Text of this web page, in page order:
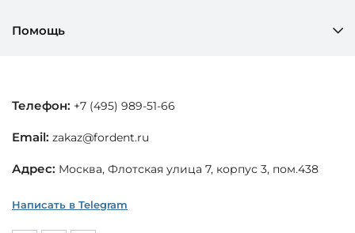
Помощь
Телефон: +7 (495) 989-51-66
Email: zakaz@fordent.ru
Адрес: Москва, Флотская улица 7, корпус 3, пом.438
Написать в Telegram